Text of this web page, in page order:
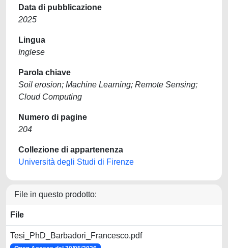
Data di pubblicazione
2025
Lingua
Inglese
Parola chiave
Soil erosion; Machine Learning; Remote Sensing;
Cloud Computing
Numero di pagine
204
Collezione di appartenenza
Università degli Studi di Firenze
File in questo prodotto:
File
Tesi_PhD_Barbadori_Francesco.pdf